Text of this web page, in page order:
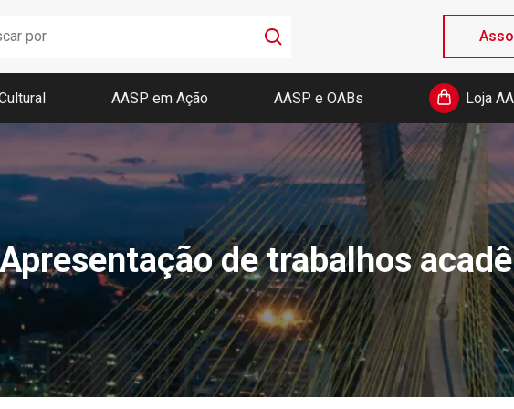
Boletim AASP
Coleção de Códigos de Bolso
Revista da AASP
AASP em Ação AASP e OABs Loja
de trabalhos